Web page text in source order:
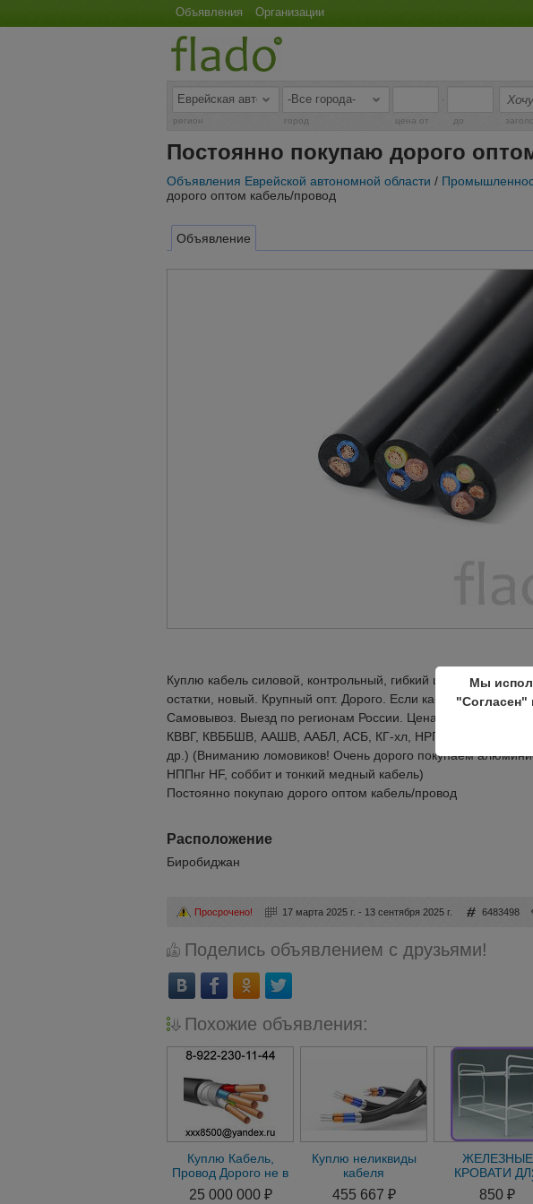
Объявления Организации
-
регион город цена от до
Постоянно покупаю дорого
Объявления Еврейской автономной области /
дорого оптом кабель/провод
Объявление
Куплю кабель силовой, контрольный, гибкий шланговый,
остатки, новый. Крупный опт. Дорого. Если кабель не
Самовывоз. Выезд по регионам России. Цена договорная.
КВВГ, КВББШВ, ААШВ, ААБЛ, АСБ, КГ-хл, НРГ, НРШМ, СБ,
др.) (Вниманию ломовиков! Очень дорого покупаем
НППнг HF, соббит и тонкий медный кабель)
Постоянно покупаю дорого оптом кабель/провод
Расположение
Биробиджан
Просрочено! 17 марта 2025 г. - 13 сентября 2025 г. 6483498
Поделись объявлением с друзьями!
Похожие объявления:
Куплю Кабель,
Провод Дорого не в
лом
25 000 000 ₽
Куплю неликвиды
кабеля
455 667 ₽
ЖЕЛЕЗНЫЕ
КРОВАТИ
850 ₽
Мы
"Согласен"